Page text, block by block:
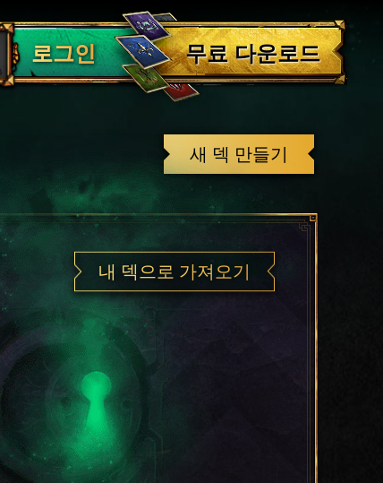
로그인
그아웃
무료 다운로드
새 덱 만들기
내 덱으로 가져오기